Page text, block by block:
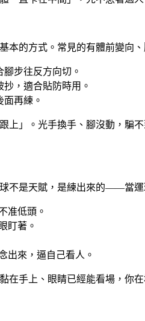
的方式。常見的有體前變向
步往反方向切。
，適合貼防時用。
再練。
上」。光手換手、腳沒動，
不是天賦，是練出來的——當
准低頭。
盯著。
出來，逼自己看人。
手上、眼睛已經能看場，你